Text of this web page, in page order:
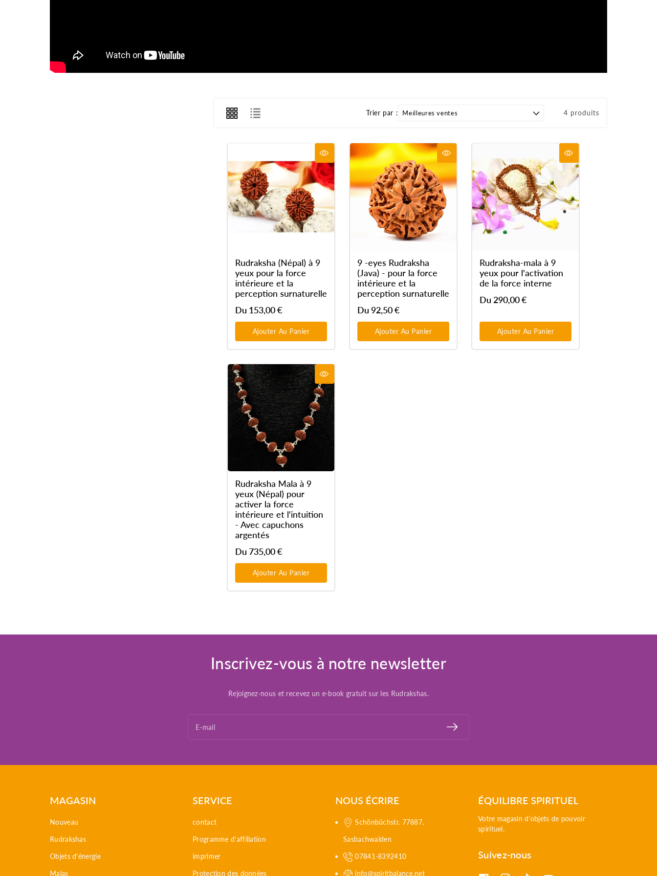
Trier par : 4 produits
Rudraksha (Népal) à 9
yeux pour la force
intérieure et la
perception surnaturelle
Du 153,00 €
Ajouter Au Panier
9 -eyes Rudraksha
(Java) - pour la force
intérieure et la
perception surnaturelle
Du 92,50 €
Ajouter Au Panier
Rudraksha-mala à 9
yeux pour l'activation
de la force interne
Du 290,00 €
Ajouter Au Panier
Rudraksha Mala à 9
yeux (Népal) pour
activer la force
intérieure et l'intuition
- Avec capuchons
argentés
Du 735,00 €
Ajouter Au Panier
Inscrivez-vous à notre newsletter
Rejoignez-nous et recevez un e-book gratuit sur les Rudrakshas.
E-mail
MAGASIN
Nouveau
Rudrakshas
Objets d'énergie
Malas
SERVICE
contact
Programme d'affiliation
imprimer
Protection des données
NOUS ÉCRIRE
Schönbüchstr. 77887,
Sasbachwalden
07841-8392410
info@spiritbalance.net
ÉQUILIBRE SPIRITUEL
Votre magasin d'objets de pouvoir
spirituel.
Suivez-nous